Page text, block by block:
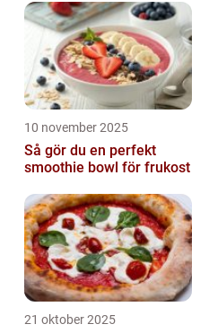
10 november 2025
Så gör du en perfekt
smoothie bowl för frukost
21 oktober 2025